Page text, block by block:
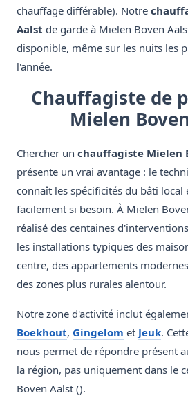
chauffage différable). Notre
Aalst de garde à Mielen Boven
disponible, même sur les nuits les
l'année.
Chauffagiste de
Mielen
Chercher un chauffagiste Mielen
présente un vrai avantage : le
connaît les spécificités du bâti local
facilement si besoin. À Mielen
réalisé des centaines
les installations typiques des
centre, des appartements
des zones plus rurales alentour.
Notre zone d'activité inclut
Boekhout, Gingelom et Jeuk.
nous permet de répondre présent
la région, pas uniquement dans le
Boven Aalst ().